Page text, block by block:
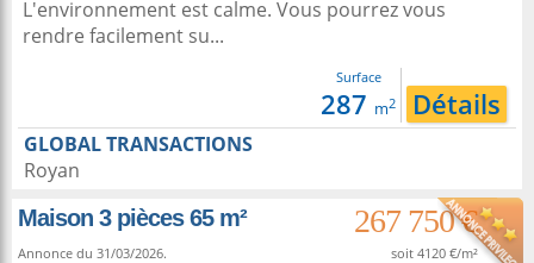
L'environnement est calme. Vous pourrez vous
rendre facilement su...
Surface
287 m2 Détails
GLOBAL TRANSACTIONS
Royan
Maison 3 pièces 65 m²
267 750 €
Annonce du 31/03/2026. soit 4120 €/m²